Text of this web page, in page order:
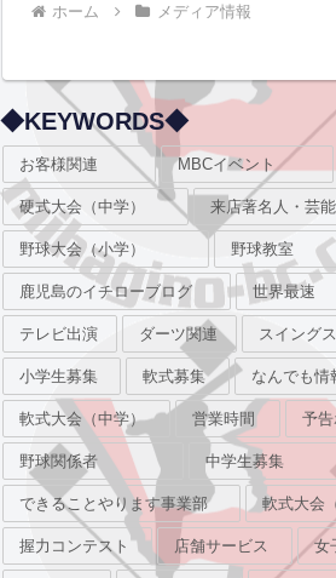
ホーム メディア情報
◆KEYWORDS◆
お客様関連 MBCイベント
硬式大会（中学） 来店著名人・芸
野球大会（小学） 野球教室
鹿児島のイチローブログ 世界最速
テレビ出演 ダーツ関連 スイング
小学生募集 軟式募集 なんでも情
軟式大会（中学） 営業時間 予
野球関係者 中学生募集
できることやります事業部 軟式大会
握力コンテスト 店舗サービス 女